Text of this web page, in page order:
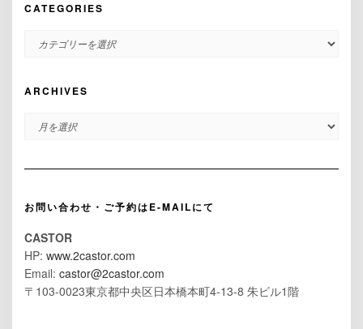
CATEGORIES
CATEGORIES
ARCHIVES
ARCHIVES
お問い合わせ・ご予約はE-MAILにて
CASTOR
HP: www.2castor.com
Email: castor@2castor.com
〒103-0023東京都中央区日本橋本町4-13-8 朱ビル1階